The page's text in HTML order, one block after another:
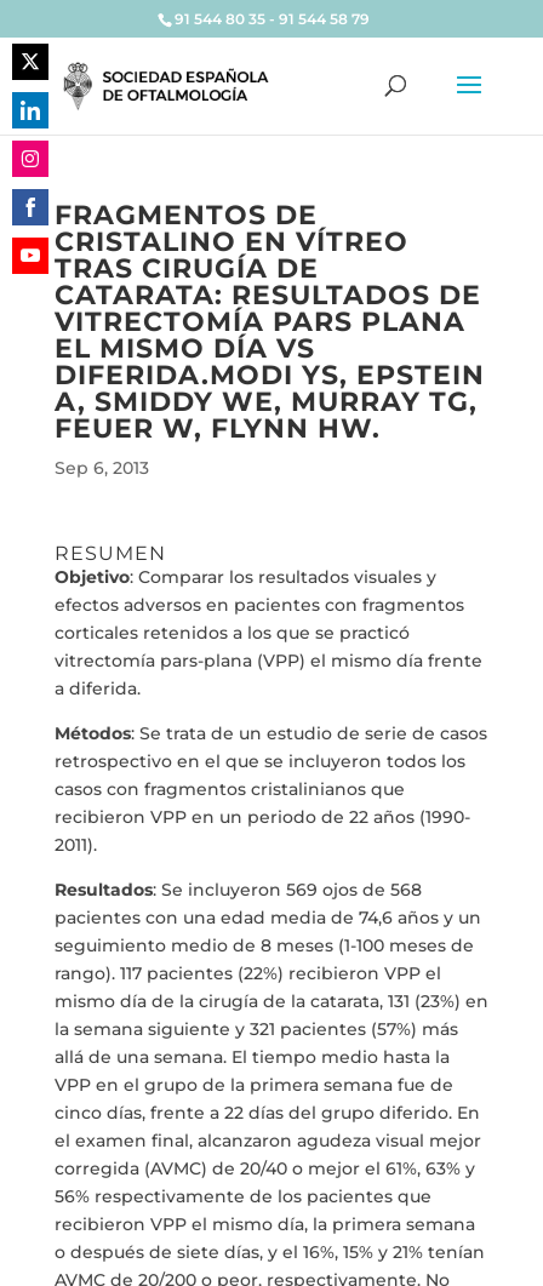
91 544 80 35 - 91 544 58 79
FRAGMENTOS DE
CRISTALINO EN VÍTREO
TRAS CIRUGÍA DE
CATARATA: RESULTADOS DE
VITRECTOMÍA PARS PLANA
EL MISMO DÍA VS
DIFERIDA.MODI YS, EPSTEIN
A, SMIDDY WE, MURRAY TG,
FEUER W, FLYNN HW.
Sep 6, 2013
RESUMEN
Objetivo: Comparar los resultados visuales y
efectos adversos en pacientes con fragmentos
corticales retenidos a los que se practicó
vitrectomía pars-plana (VPP) el mismo día frente
a diferida.
Métodos: Se trata de un estudio de serie de casos
retrospectivo en el que se incluyeron todos los
casos con fragmentos cristalinianos que
recibieron VPP en un periodo de 22 años (1990-
2011).
Resultados: Se incluyeron 569 ojos de 568
pacientes con una edad media de 74,6 años y un
seguimiento medio de 8 meses (1-100 meses de
rango). 117 pacientes (22%) recibieron VPP el
mismo día de la cirugía de la catarata, 131 (23%) en
la semana siguiente y 321 pacientes (57%) más
allá de una semana. El tiempo medio hasta la
VPP en el grupo de la primera semana fue de
cinco días, frente a 22 días del grupo diferido. En
el examen final, alcanzaron agudeza visual mejor
corregida (AVMC) de 20/40 o mejor el 61%, 63% y
56% respectivamente de los pacientes que
recibieron VPP el mismo día, la primera semana
o después de siete días, y el 16%, 15% y 21% tenían
AVMC de 20/200 o peor, respectivamente. No
Share
on
Twitter
Share
on
LinkedIn
Share
on
Instagram
Share
on
Facebook
Share
YouTube